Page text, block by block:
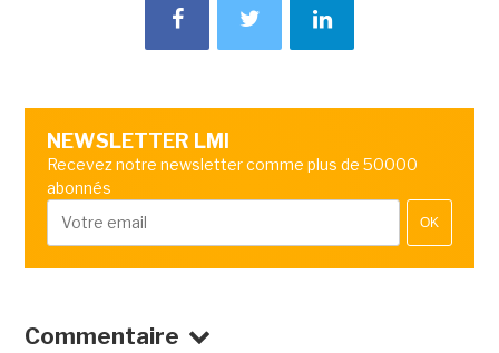
NEWSLETTER LMI
Recevez notre newsletter comme plus de 50000
abonnés
OK
Commentaire